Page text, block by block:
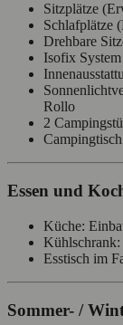
Sitzplätze
Schlafplätze
Drehbare
Isofix
Rollo
2
Essen und
Küche:
Esstisch im
Sommer- /